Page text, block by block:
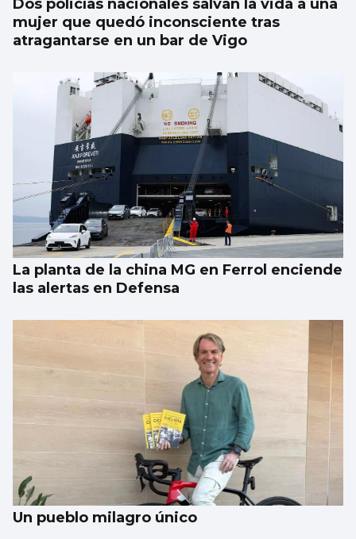
Dos policías nacionales salvan la vida a una
mujer que quedó inconsciente tras
atragantarse en un bar de Vigo
La planta de la china MG en Ferrol enciende
las alertas en Defensa
Un pueblo milagro único